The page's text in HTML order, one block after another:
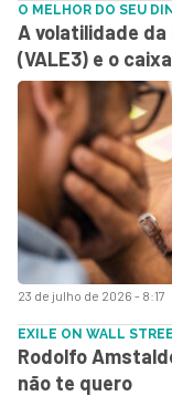
23 de julho de 2026 - 8:17
O MELHOR DO SEU
A volatilidade
(VALE3) e o
EXILE ON WALL
Rodolfo
não te quero